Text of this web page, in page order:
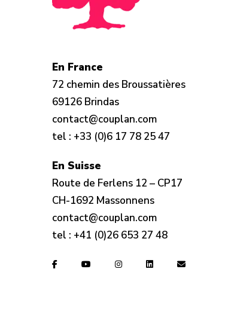
En France
72 chemin des Broussatières
69126 Brindas
contact@couplan.com
tel : +33 (0)6 17 78 25 47
En Suisse
Route de Ferlens 12 – CP17
CH-1692 Massonnens
contact@couplan.com
tel : +41 (0)26 653 27 48